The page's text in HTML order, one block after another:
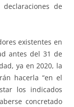
de
existentes en
antes del 31 de
ya en 2020, la
hacerla “en el
los indicados
concretado